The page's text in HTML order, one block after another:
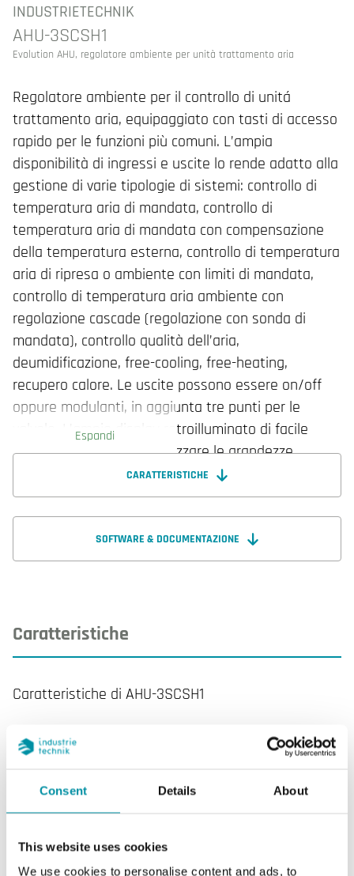
Consent Details About
This website uses cookies
We use cookies to personalise content and ads, to
INDUSTRIETECHNIK
AHU-3SCSH1
Evolution AHU, regolatore ambiente per unità trattamento aria
Regolatore ambiente per il controllo di unitá
trattamento aria, equipaggiato con tasti di accesso
rapido per le funzioni più comuni. L’ampia
disponibilità di ingressi e uscite lo rende adatto alla
gestione di varie tipologie di sistemi: controllo di
temperatura aria di mandata, controllo di
temperatura aria di mandata con compensazione
della temperatura esterna, controllo di temperatura
aria di ripresa o ambiente con limiti di mandata,
controllo di temperatura aria ambiente con
regolazione cascade (regolazione con sonda di
mandata), controllo qualità dell’aria,
deumidificazione, free-cooling, free-heating,
recupero calore. Le uscite possono essere on/off
oppure modulanti, in aggiunta tre punti per le
valvole. L’ampio display retroilluminato di facile
lettura permette di visualizzare le grandezze
misurate di temperatura e umidità, i parametri di
regolazione, le fasce orarie di funzionamento e lo
stato del dispositivo. Dispone anche una porta di
comunicazione RS485 con protocollo Modbus slave
RTU. Previsto per il montaggio a parete su scatola a
Espandi
CARATTERISTICHE
SOFTWARE & DOCUMENTAZIONE
Caratteristiche
Caratteristiche di AHU-3SCSH1
Display
retroilluminazione
AI